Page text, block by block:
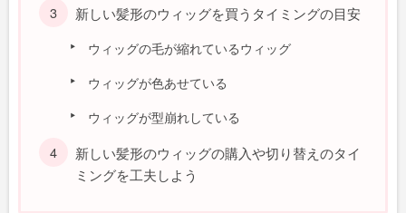
新しい髪形のウィッグを買うタイミングの目安
ウィッグの毛が縮れているウィッグ
ウィッグが色あせている
ウィッグが型崩れしている
新しい髪形のウィッグの購入や切り替えのタイ
ミングを工夫しよう